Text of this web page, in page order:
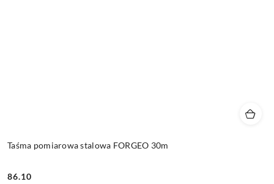
Taśma pomiarowa stalowa FORGEO 30m
86.10